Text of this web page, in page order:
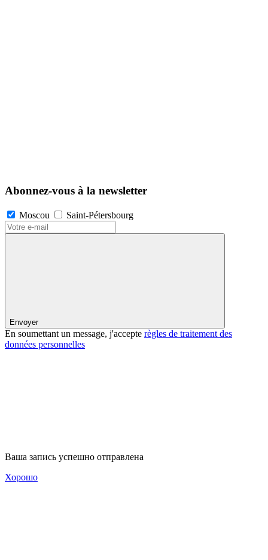
Abonnez-vous à la newsletter
Moscou Saint-Pétersbourg
Envoyer
En soumettant un message, j'accepte règles de traitement des
données personnelles
Ваша запись успешно отправлена
Хорошо